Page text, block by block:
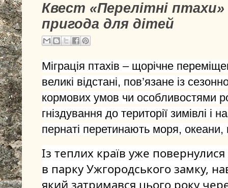
Квест «Перелітні птахи»
пригода для дітей
Міграція птахів – щорічне
великі відстані, пов’язане із
кормових умов чи особливостями
гніздування до території зимівлі і
пернаті перетинають моря, океани,
Із теплих країв уже повернулися
в парку Ужгородського замку,
який затримався цього року